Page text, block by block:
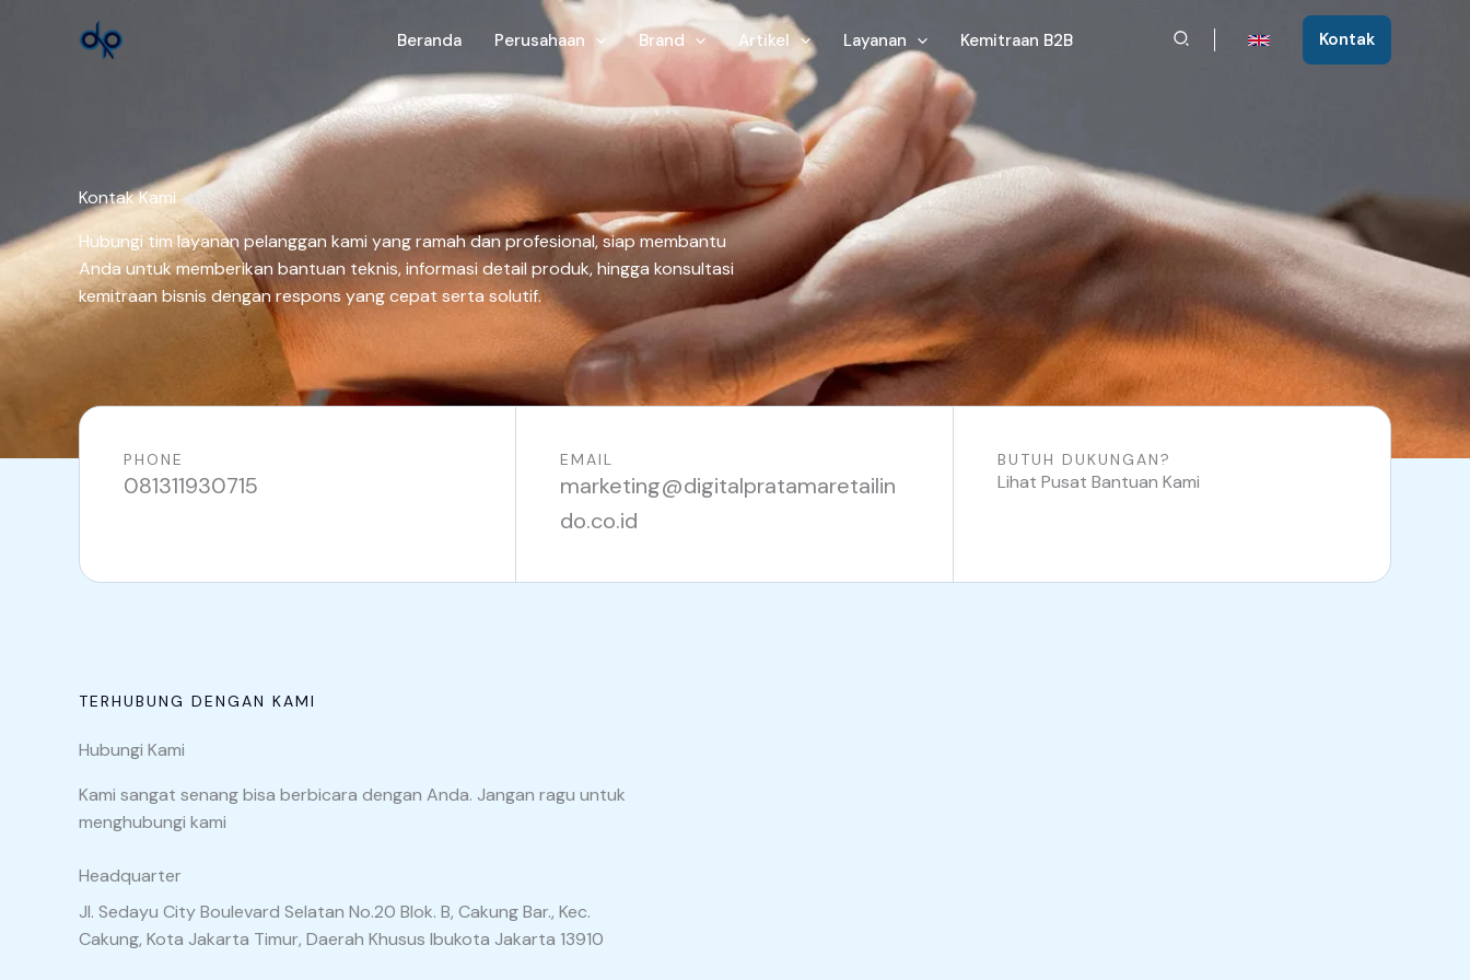
Beranda Perusahaan Brand Artikel Layanan Kemitraan B2B Cari Kontak
Kontak Kami
Hubungi tim layanan pelanggan kami yang ramah dan profesional, siap membantu
Anda untuk memberikan bantuan teknis, informasi detail produk, hingga konsultasi
kemitraan bisnis dengan respons yang cepat serta solutif.
PHONE
081311930715
EMAIL
marketing@digitalpratamaretailin
do.co.id
BUTUH DUKUNGAN?
Lihat Pusat Bantuan Kami
TERHUBUNG DENGAN KAMI
Hubungi Kami
Kami sangat senang bisa berbicara dengan Anda. Jangan ragu untuk
menghubungi kami
Headquarter
Jl. Sedayu City Boulevard Selatan No.20 Blok. B, Cakung Bar., Kec.
Cakung, Kota Jakarta Timur, Daerah Khusus Ibukota Jakarta 13910